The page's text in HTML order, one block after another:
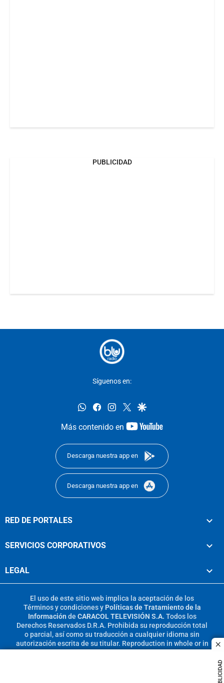
PUBLICIDAD
PUBLICIDAD
Síguenos en:
whatsappfacebookinstagram
twittergoogle
Más contenido en
youtube-
Descarga nuestra app en
Descarga nuestra app en
RED DE PORTALES
SERVICIOS CORPORATIVOS
LEGAL
El uso de este sitio web implica la aceptación de los
Términos y condicionesy Políticas de Tratamiento de la
Información de CARACOL TELEVISIÓN S.A. Todos los
Derechos Reservados D.R.A. Prohibida su reproducción total
o parcial, así como su traducción a cualquier idioma sin
autorización escrita de su titular. Reproduction in whole or in